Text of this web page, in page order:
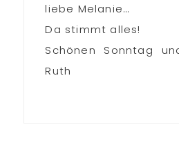
liebe Melanie…
Da stimmt alles!
Schönen Sonntag
Ruth